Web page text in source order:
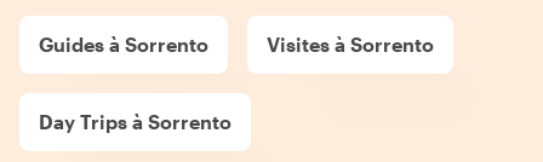
Guides à Sorrento Visites à Sorrento
Day Trips à Sorrento